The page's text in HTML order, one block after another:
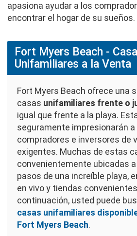
apasiona ayudar a los
encontrar el hogar de su sueños.
Fort Myers Beach -
Unifamiliares a la Venta
Fort Myers Beach ofrece una
casas unifamiliares frente o
igual que frente a la playa.
seguramente impresionarán a
compradores e inversores de
exigentes. Muchas de estas
convenientemente ubicadas
pasos de una increíble playa,
en vivo y tiendas
continuación, usted puede
casas unifamiliares
Fort Myers Beach.